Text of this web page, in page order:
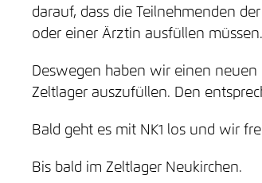
darauf, dass die Teilnehmenden
oder einer Ärztin ausfüllen müssen.
Deswegen haben wir einen
Zeltlager auszufüllen. Den
Bald geht es mit NK1 los und wir
Bis bald im Zeltlager Neukirchen.